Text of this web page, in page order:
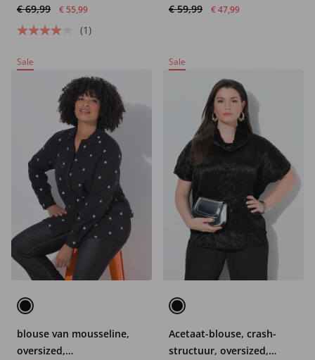
€ 69,99 € 55,99
(1)
€ 59,99 € 47,99
Sale
blouse van mousseline,
oversized,
Sale
Acetaat-blouse, crash-
structuur, oversized,